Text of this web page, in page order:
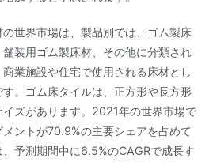
世界市場は、製品別では、ゴム製床
装用ゴム製床材、その他に分類され
業施設や住宅で使用される床材とし
。ゴム床タイルは、正方形や長方形
ズがあります。2021年の世界市場で
ントが70.9%の主要シェアを占めて
予測期間中に6.5%のCAGRで成長す